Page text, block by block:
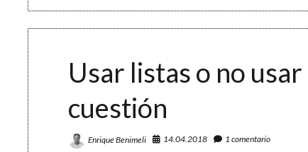
de
tareas
Usar listas o no usar
cuestión
Enrique Benimeli 14.04.2018 1 comentario